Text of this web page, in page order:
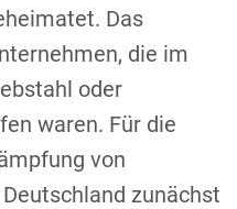
Das
die im
oder
waren. Für die
von
zunächst